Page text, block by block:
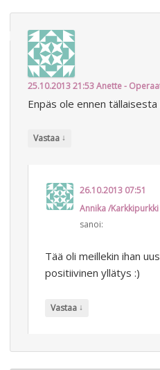
25.10.2013 21:53Anette -
Enpäs ole ennen tällaisesta
Vastaa ↓
26.10.2013 07:51
Annika /Karkkipurkki
sanoi:
Tää oli meillekin ihan
positiivinen yllätys :)
Vastaa ↓